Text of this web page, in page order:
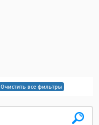
Очистить все фильтры